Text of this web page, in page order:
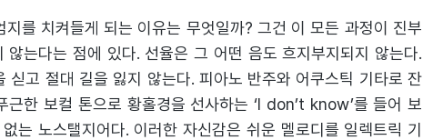
를 치켜들게 되는 이유는 무엇일까? 그건 이 모든 과정이 진부
는다는 점에 있다. 선율은 그 어떤 음도 흐지부지되지 않는다.
고 절대 길을 잃지 않는다. 피아노 반주와 어쿠스틱 기타로 잔
한 보컬 톤으로 황홀경을 선사하는 ‘I don’t know’를 들어 보
는 노스탤지어다. 이러한 자신감은 쉬운 멜로디를 일렉트릭 기